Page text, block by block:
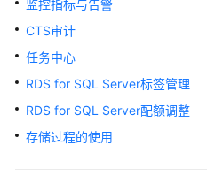
最
佳
践
性
监控指标与告警
CTS审计
任务中心
RDS for SQL Server标签管理
RDS for SQL Server配额调整
存储过程的使用